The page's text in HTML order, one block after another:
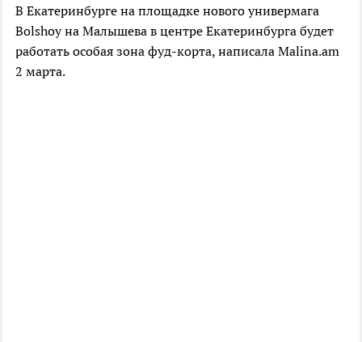
В Екатеринбурге на площадке нового универмага
Bolshoy на Малышева в центре Екатеринбурга будет
работать особая зона фуд-корта, написала Malina.am
2 марта.